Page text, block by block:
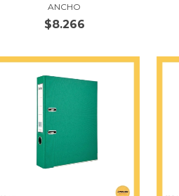
ANCHO
$8.266